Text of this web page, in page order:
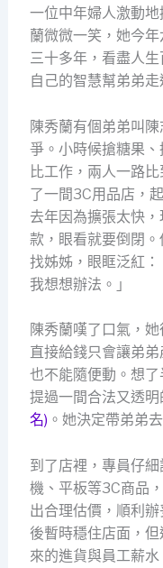
一位中年婦人激動
蘭微微一笑，她今
三十多年，看盡人
自己的智慧幫弟弟走
陳秀蘭有個弟弟叫
爭。小時候搶糖果、
比工作，兩人一路
了一間3C用品店，
去年因為擴張太快
款，眼看就要倒閉
找姊姊，眼眶泛紅
我想想辦法。」
陳秀蘭嘆了口氣，
直接給錢只會讓弟
也不能隨便動。想
提過一間合法又透
名) 。她決定帶弟弟
到了店裡，專員仔
機、平板等3C商品
出合理估價，順利辦
後暫時穩住店面，
來的進貨與員工薪